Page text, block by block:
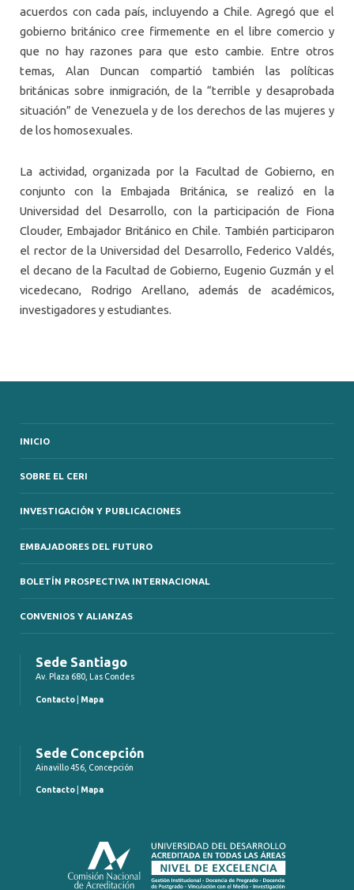
acuerdos con cada país, incluyendo a Chile. Agregó que el
gobierno británico cree firmemente en el libre comercio y
que no hay razones para que esto cambie. Entre otros
temas, Alan Duncan compartió también las políticas
británicas sobre inmigración, de la “terrible y desaprobada
situación” de Venezuela y de los derechos de las mujeres y
de los homosexuales.
La actividad, organizada por la Facultad de Gobierno, en
conjunto con la Embajada Británica, se realizó en la
Universidad del Desarrollo, con la participación de Fiona
Clouder, Embajador Británico en Chile. También participaron
el rector de la Universidad del Desarrollo, Federico Valdés,
el decano de la Facultad de Gobierno, Eugenio Guzmán y el
vicedecano, Rodrigo Arellano, además de académicos,
investigadores y estudiantes.
INICIO
SOBRE EL CERI
INVESTIGACIÓN Y PUBLICACIONES
EMBAJADORES DEL FUTURO
BOLETÍN PROSPECTIVA INTERNACIONAL
CONVENIOS Y ALIANZAS
Sede Santiago
Av. Plaza 680, Las Condes
Contacto Mapa
Sede Concepción
Ainavillo 456, Concepción
Contacto Mapa